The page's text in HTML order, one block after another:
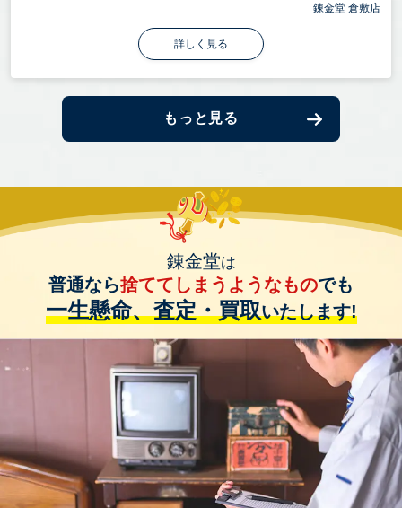
錬金堂 倉敷店
詳しく見る
もっと見る
錬金堂は
普通なら捨ててしまうようなものでも
一生懸命、査定・買取いたします!